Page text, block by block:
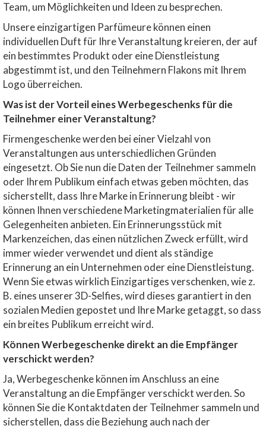
Team, um Möglichkeiten und Ideen zu besprechen.
Unsere einzigartigen Parfümeure können einen
individuellen Duft für Ihre Veranstaltung kreieren, der auf
ein bestimmtes Produkt oder eine Dienstleistung
abgestimmt ist, und den Teilnehmern Flakons mit Ihrem
Logo überreichen.
Was ist der Vorteil eines Werbegeschenks für die
Teilnehmer einer Veranstaltung?
Firmengeschenke werden bei einer Vielzahl von
Veranstaltungen aus unterschiedlichen Gründen
eingesetzt. Ob Sie nun die Daten der Teilnehmer sammeln
oder Ihrem Publikum einfach etwas geben möchten, das
sicherstellt, dass Ihre Marke in Erinnerung bleibt - wir
können Ihnen verschiedene Marketingmaterialien für alle
Gelegenheiten anbieten. Ein Erinnerungsstück mit
Markenzeichen, das einen nützlichen Zweck erfüllt, wird
immer wieder verwendet und dient als ständige
Erinnerung an ein Unternehmen oder eine Dienstleistung.
Wenn Sie etwas wirklich Einzigartiges verschenken, wie z.
B. eines unserer 3D-Selfies, wird dieses garantiert in den
sozialen Medien gepostet und Ihre Marke getaggt, so dass
ein breites Publikum erreicht wird.
Können Werbegeschenke direkt an die Empfänger
verschickt werden?
Ja, Werbegeschenke können im Anschluss an eine
Veranstaltung an die Empfänger verschickt werden. So
können Sie die Kontaktdaten der Teilnehmer sammeln und
sicherstellen, dass die Beziehung auch nach der